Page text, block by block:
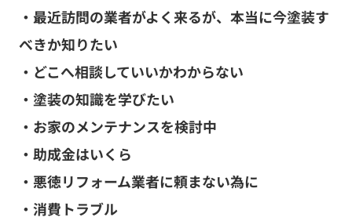
・最近訪問の業者がよく来るが、本当に今塗装す
べきか知りたい
・どこへ相談していいかわからない
・塗装の知識を学びたい
・お家のメンテナンスを検討中
・助成金はいくら
・悪徳リフォーム業者に頼まない為に
・消費トラブル